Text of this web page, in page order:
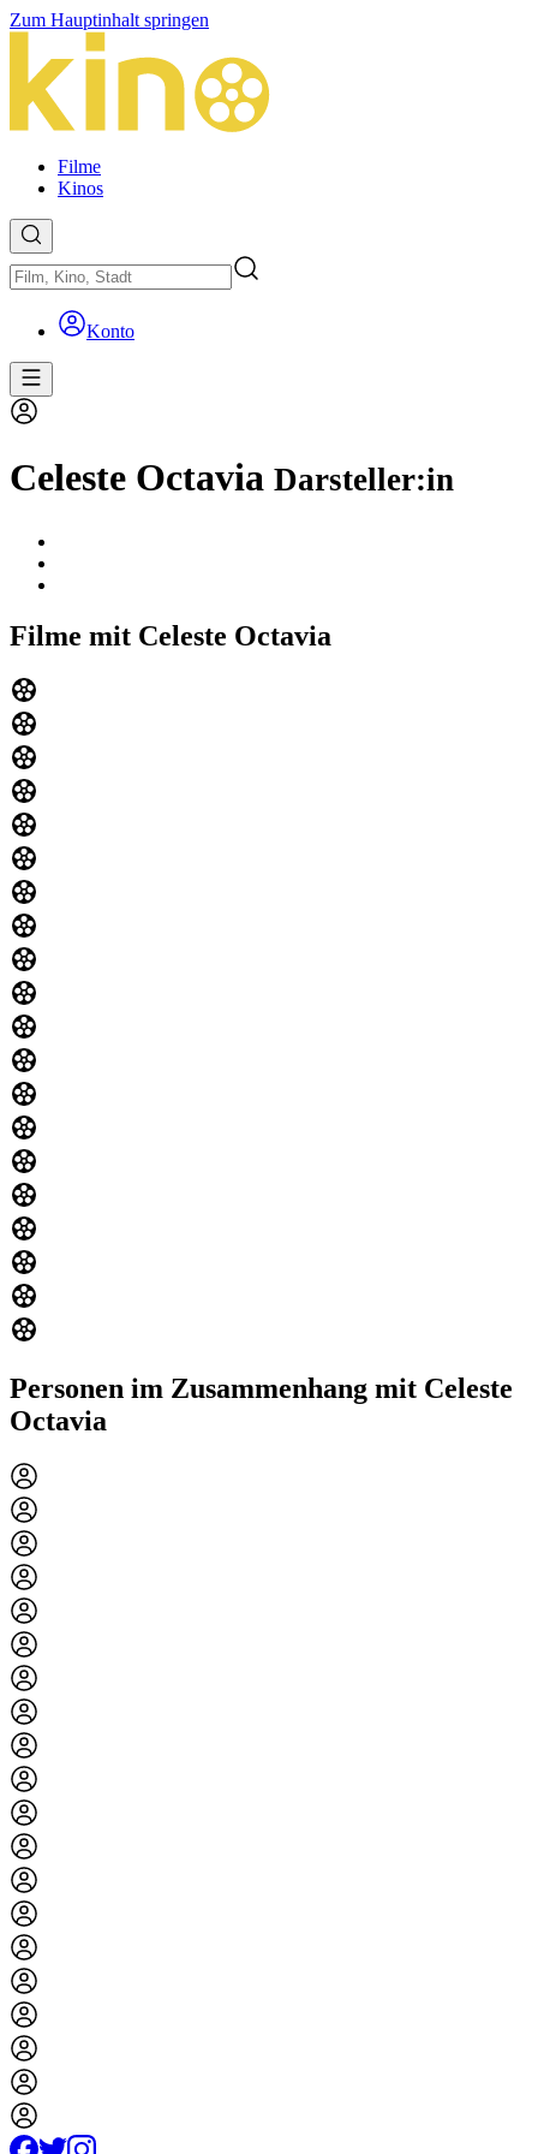
Zum Hauptinhalt springen
Filme
Kinos
Konto
Celeste Octavia Darsteller:in
Filme mit Celeste Octavia
Personen im Zusammenhang mit Celeste
Octavia